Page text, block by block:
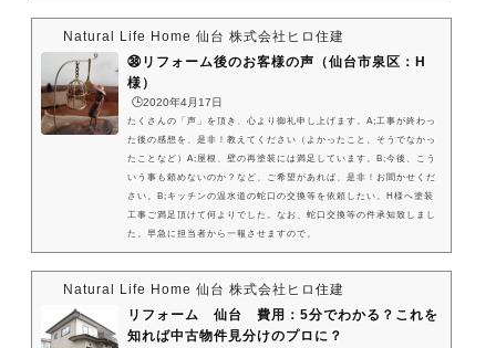
Natural Life Home 仙台 株式会社ヒロ住建
㊳リフォーム後のお客様の声（仙台市泉区：H
様）
🕒️2020年4月17日
たくさんの「声」を頂き、心より御礼申し上げます。A;工事が終わっ
た後の感想を、是非！教えてください（よかったこと、そうでなかっ
たことなど）A;屋根、壁の再塗装には満足しています。B;今後、こう
いう事も頼めないのか？など、ご希望があれば、是非！お聞かせくだ
さい。B;キッチンの温水道の蛇口の交換等を依頼したい。H様へ塗装
工事ご満足頂けて何よりでした。なお、蛇口交換等の件承知致しまし
た。早急に担当者から一報させますので。
Natural Life Home 仙台 株式会社ヒロ住建
リフォーム 仙台 費用：5分でわかる？これを
知れば中古物件見分けのプロに？